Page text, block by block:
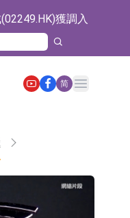
獲調入
數千萬融資
機構債券將於
重開進行投標
機構債券將於
行投標
果前高管的失當
榜前十，融信中
，德信服務集
榜前十，生物係
简
main menu